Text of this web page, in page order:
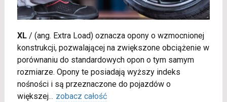
XL/ (ang. Extra Load) oznacza opony o wzmocnionej
konstrukcji, pozwalającej na zwiększone obciążenie w
porównaniu do standardowych opon o tym samym
rozmiarze. Opony te posiadają wyższy indeks
nośności i są przeznaczone do pojazdów o
większej... zobacz całość